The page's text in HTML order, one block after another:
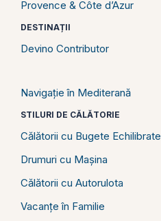
Provence & Côte d’Azur
DESTINAȚII
Devino Contributor
Navigație în Mediterană
STILURI DE CĂLĂTORIE
Călătorii cu Bugete Echilibrate
Drumuri cu Mașina
Călătorii cu Autorulota
Vacanțe în Familie